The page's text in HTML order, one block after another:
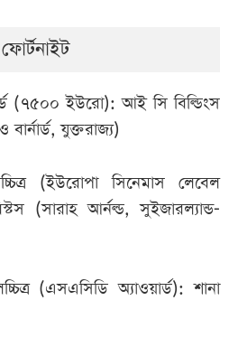
(৭৫০০ ইউরো): আই সি বিল্ডিংস
যুক্তরাজ্য)
(ইউরোপা সিনেমাস লেবেল
(সারাহ আর্নল্ড, সুইজারল্যান্ড-
(এসএসিডি অ্যাওয়ার্ড): শানা